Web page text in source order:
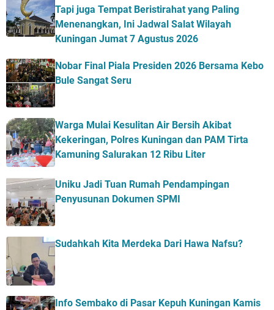
Tapi juga Tempat Beristirahat yang Paling
Menenangkan, Ini Jadwal Salat Wilayah
Kuningan Jumat 7 Agustus 2026
Nobar Final Piala Presiden 2026 Bersama Kebo
Bule Sangat Seru
Warga Mulai Kesulitan Air Bersih Akibat
Kekeringan, Polres Kuningan dan PAM Tirta
Kamuning Salurakan 12 Ribu Liter
Uniku Jadi Tuan Rumah Pendampingan
Penyusunan Dokumen SPMI
Sudahkah Kita Merdeka Dari Hawa Nafsu?
Info Sembako di Pasar Kepuh Kuningan Kamis